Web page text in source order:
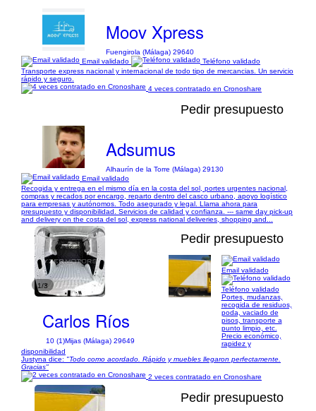
Moov Xpress
Fuengirola (Málaga) 29640
Email validado
Teléfono validado
Transporte express nacional y internacional de todo tipo de mercancias. Un servicio
rápido y seguro.
4 veces contratado en Cronoshare
Pedir presupuesto
Adsumus
Alhaurín de la Torre (Málaga) 29130
Email validado
Recogida y entrega en el mismo día en la costa del sol, portes urgentes nacional,
compras y recados por encargo, reparto dentro del casco urbano, apoyo logístico
para empresas y autónomos. Todo asegurado y legal. Llama ahora para
presupuesto y disponibilidad. Servicios de calidad y confianza. --- same day pick-up
and delivery on the costa del sol, express national deliveries, shopping and...
1/3
Pedir presupuesto
Carlos Ríos
10 (1)Mijas (Málaga) 29649
Email validado
Teléfono validado
Portes, mudanzas,
recogida de residuos,
poda, vaciado de
pisos, transporte a
punto limpio, etc.
Precio económico,
rapidez y
disponibilidad
Justyna dice: "Todo como acordado. Rápido y muebles llegaron perfectamente.
Gracias"
2 veces contratado en Cronoshare
Pedir presupuesto